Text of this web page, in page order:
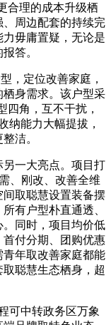
合理的成本升级栖
周边配套的持续完
毋庸置疑，无论是
答。
，定位改善家庭，
栖身需求。该户型采
四角，互不干扰，
纳能力大幅提拔，
洁。
一大亮点。项目打
、刚改、改善全维
取聪慧设置装备摆
有户型朴直通透、
同时，项目均价低
付分期、团购优惠
年取改善家庭都能
聪慧生态栖身，超
中转政务区万象